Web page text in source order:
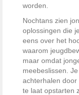
worden.
Nochtans zien
oplossingen die
eens over het
waarom
maar omdat
meebeslissen.
achterhalen
te laat opstarten